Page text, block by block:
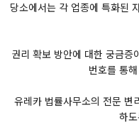
당소에서는 각 업종에 특화된
권리 확보 방안에 대한 궁금증
번호를 통
유레카 법률사무소의 전문 변
하